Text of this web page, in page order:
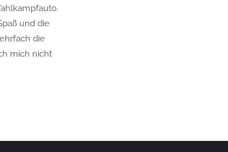
und die
die
mich nicht